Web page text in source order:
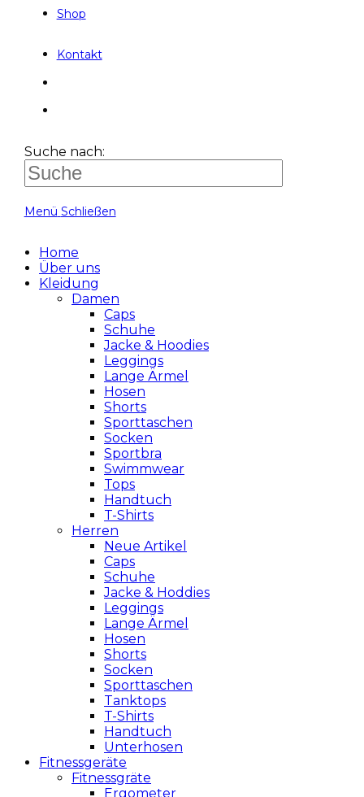
Shop
Kontakt
Suche nach:
Menü Schließen
Home
Über uns
Kleidung
Damen
Caps
Schuhe
Jacke & Hoodies
Leggings
Lange Ärmel
Hosen
Shorts
Sporttaschen
Socken
Sportbra
Swimmwear
Tops
Handtuch
T-Shirts
Herren
Neue Artikel
Caps
Schuhe
Jacke & Hoddies
Leggings
Lange Ärmel
Hosen
Shorts
Socken
Sporttaschen
Tanktops
T-Shirts
Handtuch
Unterhosen
Fitnessgeräte
Fitnessgräte
Ergometer